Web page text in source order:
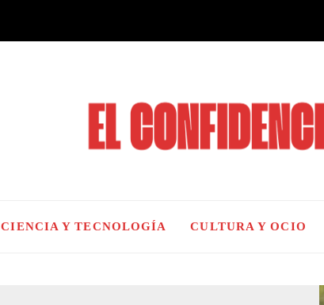
CIENCIA Y TECNOLOGÍA CULTURA Y OCIO